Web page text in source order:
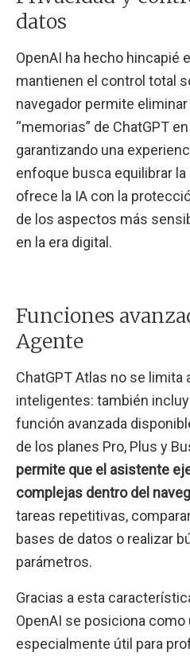
datos
OpenAI ha hecho hincapié
mantienen el control total
navegador permite
“memorias” de ChatGPT
garantizando una
enfoque busca equilibrar
ofrece la IA con la
de los aspectos más
en la era digital.
Funciones
Agente
ChatGPT Atlas no se
inteligentes: también
función avanzada
de los planes Pro, Plus y
permite que el asistente
complejas dentro del
tareas repetitivas,
bases de datos o realizar
parámetros.
Gracias a esta
OpenAI se posiciona como
especialmente útil para